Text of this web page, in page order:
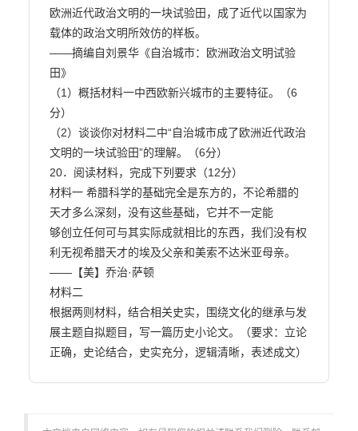
欧洲近代政治文明的一块试验田，成了近代以国家为
载体的政治文明所效仿的样板。
——摘编自刘景华《自治城市：欧洲政治文明试验
田》
（1）概括材料一中西欧新兴城市的主要特征。（6
分）
（2）谈谈你对材料二中“自治城市成了欧洲近代政治
文明的一块试验田”的理解。（6分）
20．阅读材料，完成下列要求（12分）
材料一 希腊科学的基础完全是东方的，不论希腊的
天才多么深刻，没有这些基础，它并不一定能
够创立任何可与其实际成就相比的东西，我们没有权
利无视希腊天才的埃及父亲和美索不达米亚母亲。
——【美】乔治·萨顿
材料二
根据两则材料，结合相关史实，围绕文化的继承与发
展主题自拟题目，写一篇历史小论文。（要求：立论